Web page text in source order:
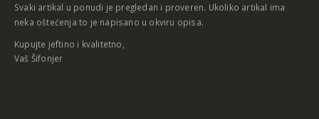
Svaki artikal u ponudi je pregledan i proveren. Ukoliko artikal ima
neka oštećenja to je napisano u okviru opisa.
Kupujte jeftino i kvalitetno,
Vaš Šifonjer